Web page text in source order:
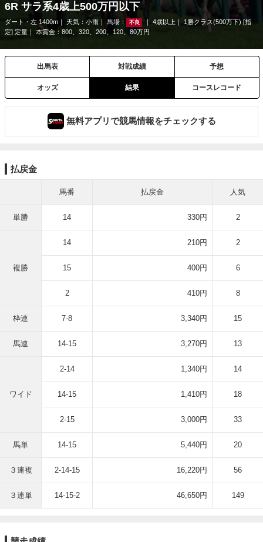
6R サラ系4歳上500万円以下
ダート・左 1400m 天気： 小雨 馬場： 不良 4歳以上
1勝クラス(500万下) [指
定] 定量
本賞金：800、320、200、120、80万円
出馬表 対戦成績 予想
オッズ 結果 コースレコード
無料アプリで競馬情報をチェックする
払戻金
馬番 払戻金 人気
単勝 14 330円 2
複勝
14 210円 2
15 400円 6
2 410円 8
枠連 7-8 3,340円 15
馬連 14-15 3,270円 13
ワイド
2-14 1,340円 14
14-15 1,410円 18
2-15 3,000円 33
馬単 14-15 5,440円 20
３連複 2-14-15 16,220円 56
３連単 14-15-2 46,650円 149